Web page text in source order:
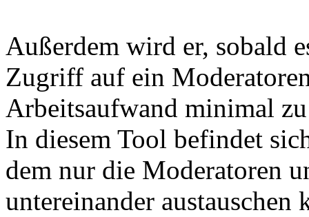
Außerdem wird er, sobald
Zugriff auf ein
Arbeitsaufwand minimal
In diesem Tool befindet
dem nur die Moderatoren
untereinander austauschen